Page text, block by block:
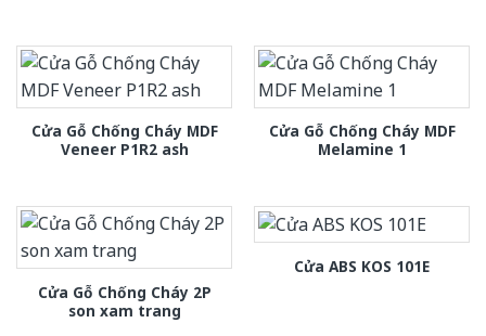
Cửa Gỗ Chống Cháy MDF
Veneer P1R2 ash
Cửa Gỗ Chống Cháy MDF
Melamine 1
Cửa Gỗ Chống Cháy 2P
son xam trang
Cửa ABS KOS 101E